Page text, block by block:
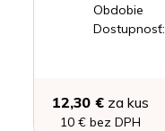
Obdobie
Dostupnosť:
12,30 €za kus
10 € bez DPH